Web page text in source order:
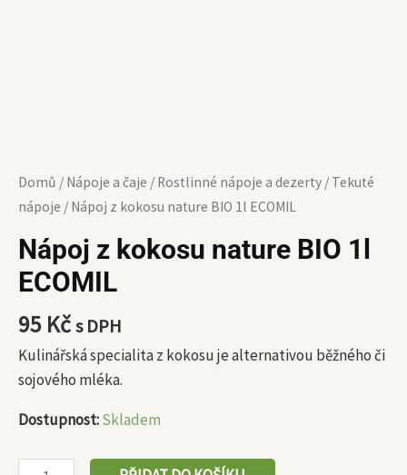
Domů / Nápoje a čaje / Rostlinné nápoje a dezerty / Tekuté
nápoje / Nápoj z kokosu nature BIO 1l ECOMIL
Nápoj z kokosu nature BIO 1l
ECOMIL
95 Kčs DPH
Kulinářská specialita z kokosu je alternativou běžného či
sojového mléka.
Dostupnost:Skladem